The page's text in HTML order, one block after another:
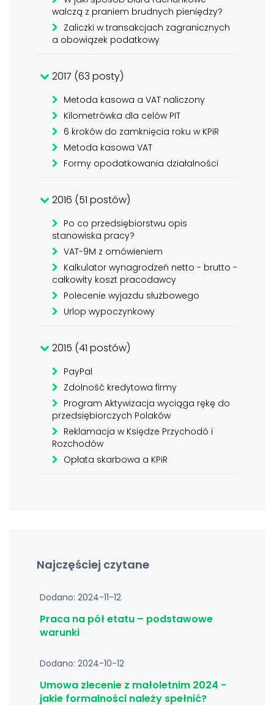
walczą z praniem brudnych pieniędzy?
Zaliczki w transakcjach zagranicznych
a obowiązek podatkowy
2017 (63 posty)
Metoda kasowa a VAT naliczony
Kilometrówka dla celów PIT
6 kroków do zamknięcia roku w KPiR
Metoda kasowa VAT
Formy opodatkowania działalności
2016 (51 postów)
Po co przedsiębiorstwu opis
stanowiska pracy?
VAT-9M z omówieniem
Kalkulator wynagrodzeń netto - brutto -
całkowity koszt pracodawcy
Polecenie wyjazdu służbowego
Urlop wypoczynkowy
2015 (41 postów)
PayPal
Zdolność kredytowa firmy
Program Aktywizacja wyciąga rękę do
przedsiębiorczych Polaków
Reklamacja w Księdze Przychodó i
Rozchodów
Opłata skarbowa a KPiR
Najczęściej czytane
Dodano: 2024-11-12
Praca na pół etatu – podstawowe
warunki
Dodano: 2024-10-12
Umowa zlecenie z małoletnim 2024 -
jakie formalności należy spełnić?